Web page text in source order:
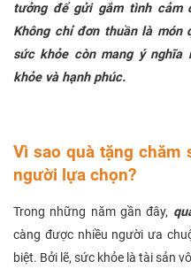
tưởng để gửi gắm tình cảm
Không chỉ đơn thuần là món
sức khỏe còn mang ý nghĩa
khỏe và hạnh phúc.
Vì sao quà tặng chăm
người lựa chọn?
Trong những năm gần đây,
càng được nhiều người ưa
biệt. Bởi lẽ, sức khỏe là tài sản